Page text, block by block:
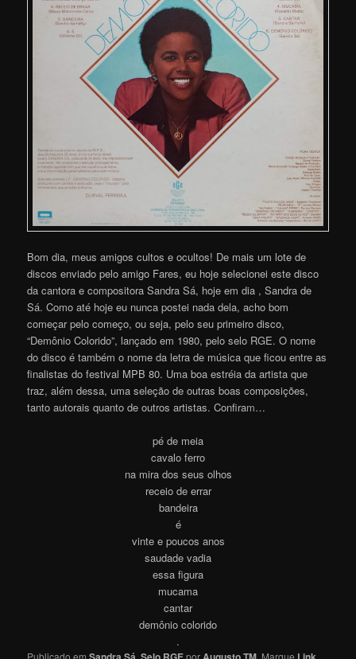
Bom dia, meus amigos cultos e ocultos! De mais um lote de
discos enviado pelo amigo Fares, eu hoje selecionei este disco
da cantora e compositora Sandra Sá, hoje em dia , Sandra de
Sá. Como até hoje eu nunca postei nada dela, acho bom
começar pelo começo, ou seja, pelo seu primeiro disco,
“Demônio Colorido”, lançado em 1980, pelo selo RGE. O nome
do disco é também o nome da letra de música que ficou entre as
finalistas do festival MPB 80. Uma boa estréia da artista que
traz, além dessa, uma seleção de outras boas composições,
tanto autorais quanto de outros artistas. Confiram…
pé de meia
cavalo ferro
na mira dos seus olhos
receio de errar
bandeira
é
vinte e poucos anos
saudade vadia
essa figura
mucama
cantar
demônio colorido
.